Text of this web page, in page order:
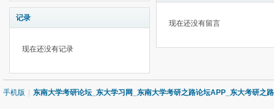
记录
现在还没有记录
现在还没有留言
手机版 东南大学考研论坛_东大学习网_东南大学考研之路论坛APP_东大考研之